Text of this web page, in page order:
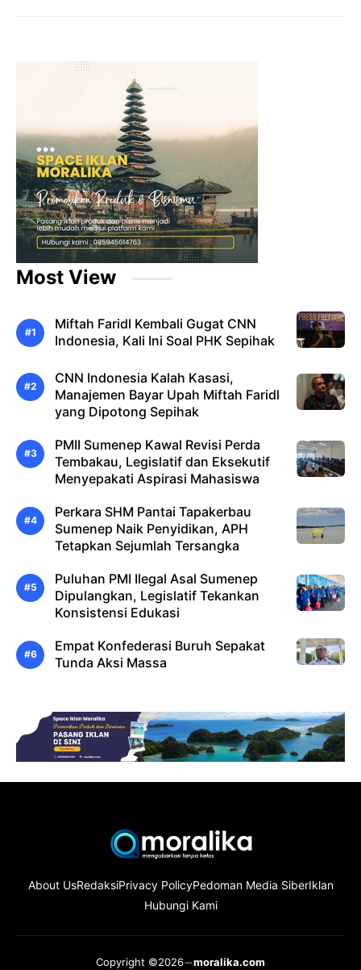
Most View
Miftah Faridl Kembali Gugat CNN
Indonesia, Kali Ini Soal PHK Sepihak
CNN Indonesia Kalah Kasasi,
Manajemen Bayar Upah Miftah Faridl
yang Dipotong Sepihak
PMII Sumenep Kawal Revisi Perda
Tembakau, Legislatif dan Eksekutif
Menyepakati Aspirasi Mahasiswa
Perkara SHM Pantai Tapakerbau
Sumenep Naik Penyidikan, APH
Tetapkan Sejumlah Tersangka
Puluhan PMI Ilegal Asal Sumenep
Dipulangkan, Legislatif Tekankan
Konsistensi Edukasi
Empat Konfederasi Buruh Sepakat
Tunda Aksi Massa
About UsRedaksiPrivacy PolicyPedoman Media SiberIklan
Hubungi Kami
Copyright ©2026 moralika.com